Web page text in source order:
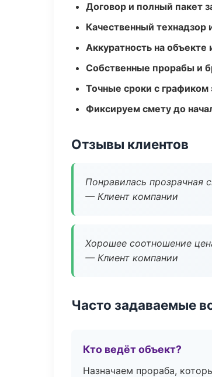
Договор и полный пакет
Качественный
Аккуратность на объекте
Собственные прорабы и
Точные сроки с графиком
Фиксируем смету до
Отзывы клиентов
Понравилась прозрачная
— Клиент компании
Хорошее соотношение
— Клиент компании
Часто задаваемые
Кто ведёт объект?
Назначаем прораба,